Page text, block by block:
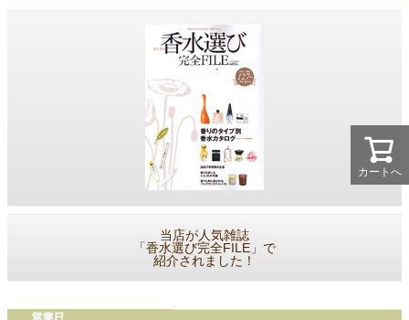
カートへ
当店が人気雑誌
「香水選び完全FILE」で
紹介されました！